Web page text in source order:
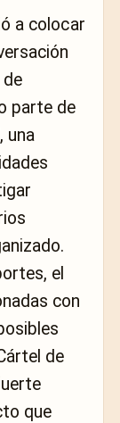
a colocar
de
parte de
una
el
con
de
que